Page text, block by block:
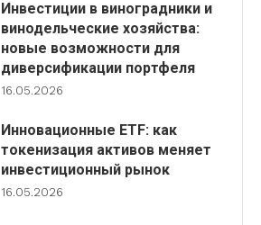
Инвестиции в виноградники и
винодельческие хозяйства:
новые возможности для
диверсификации портфеля
16.05.2026
Инновационные ETF: как
токенизация активов меняет
инвестиционный рынок
16.05.2026